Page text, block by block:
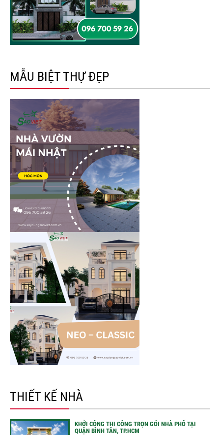
MẪU BIỆT THỰ ĐẸP
THIẾT KẾ NHÀ
KHỞI CÔNG THI CÔNG TRỌN GÓI NHÀ PHỐ TẠI
QUẬN BÌNH TÂN, TP.HCM